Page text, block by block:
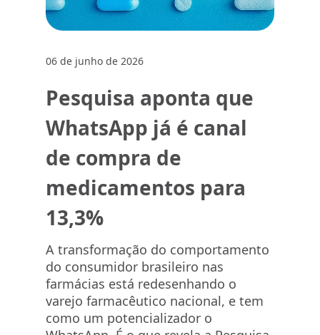
06 de junho de 2026
Pesquisa aponta que
WhatsApp já é canal
de compra de
medicamentos para
13,3%
A transformação do comportamento
do consumidor brasileiro nas
farmácias está redesenhando o
varejo farmacêutico nacional, e tem
como um potencializador o